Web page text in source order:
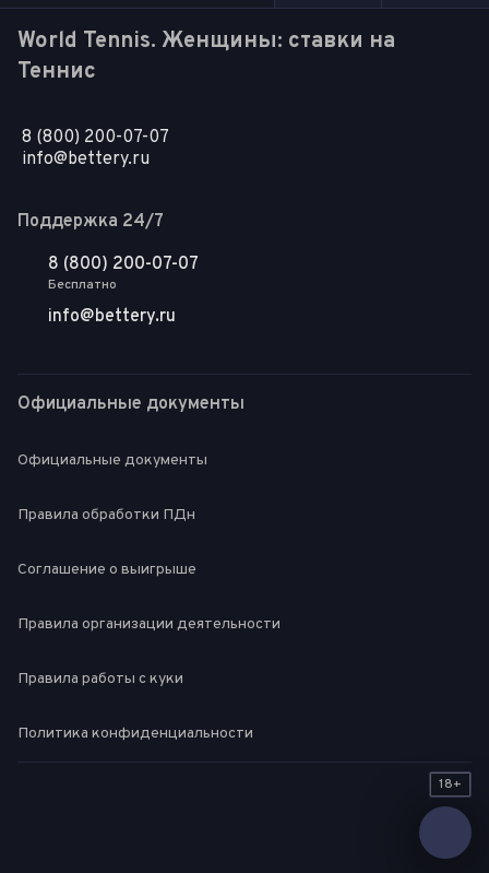
World Tennis. Женщины: ставки на
Теннис
8 (800) 200-07-07
info@bettery.ru
Поддержка 24/7
8 (800) 200-07-07
Бесплатно
info@bettery.ru
Официальные документы
Официальные документы
Правила обработки ПДн
Соглашение о выигрыше
Правила организации деятельности
Правила работы с куки
Политика конфиденциальности
18+